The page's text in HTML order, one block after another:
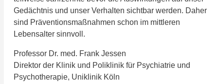
Gedächtnis und unser Verhalten sichtbar werden. Daher
sind Präventionsmaßnahmen schon im mittleren
Lebensalter sinnvoll.
Professor Dr. med. Frank Jessen
Direktor der Klinik und Poliklinik für Psychiatrie und
Psychotherapie, Uniklinik Köln